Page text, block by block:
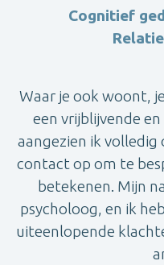
Cognitief
Waar je ook woont,
een vrijblijvende
aangezien ik
contact op om te
betekenen. Mijn
psycholoog, en ik
uiteenlopende